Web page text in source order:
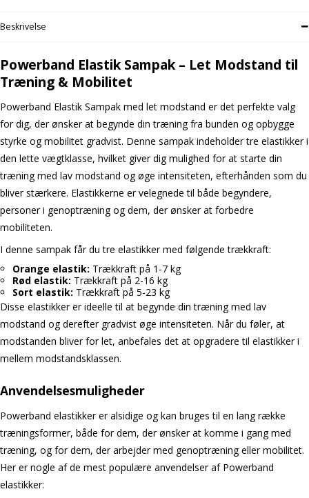
Beskrivelse
Powerband Elastik Sampak – Let Modstand til
Træning & Mobilitet
Powerband Elastik Sampak med let modstand er det perfekte valg
for dig, der ønsker at begynde din træning fra bunden og opbygge
styrke og mobilitet gradvist. Denne sampak indeholder tre elastikker i
den lette vægtklasse, hvilket giver dig mulighed for at starte din
træning med lav modstand og øge intensiteten, efterhånden som du
bliver stærkere. Elastikkerne er velegnede til både begyndere,
personer i genoptræning og dem, der ønsker at forbedre
mobiliteten.
I denne sampak får du tre elastikker med følgende trækkraft:
Orange elastik: Trækkraft på 1-7 kg
Rød elastik: Trækkraft på 2-16 kg
Sort elastik: Trækkraft på 5-23 kg
Disse elastikker er ideelle til at begynde din træning med lav
modstand og derefter gradvist øge intensiteten. Når du føler, at
modstanden bliver for let, anbefales det at opgradere til elastikker i
mellem modstandsklassen.
Anvendelsesmuligheder
Powerband elastikker er alsidige og kan bruges til en lang række
træningsformer, både for dem, der ønsker at komme i gang med
træning, og for dem, der arbejder med genoptræning eller mobilitet.
Her er nogle af de mest populære anvendelser af Powerband
elastikker: